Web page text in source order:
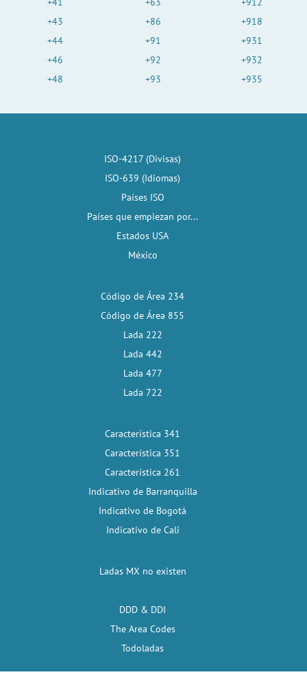
+43
+44
+46
+48
+86
+91
+92
+93
+918
+931
+932
+935
ISO-4217 (Divisas)
ISO-639 (Idiomas)
Países ISO
Países que empiezan por...
Estados USA
México
Código de Área 234
Código de Área 855
Lada 222
Lada 442
Lada 477
Lada 722
Característica 341
Característica 351
Característica 261
Indicativo de Barranquilla
Indicativo de Bogotá
Indicativo de Cali
Ladas MX no existen
DDD & DDI
The Area Codes
Todoladas